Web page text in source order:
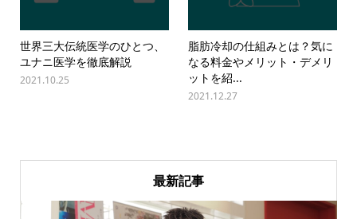
世界三大伝統医学のひとつ、
ユナニ医学を徹底解説
2021.10.25
脂肪冷却の仕組みとは？気に
なる料金やメリット・デメリ
ットを紹...
2021.12.27
最新記事